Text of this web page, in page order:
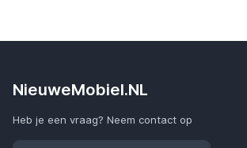
NieuweMobiel.NL
Heb je een vraag? Neem contact op